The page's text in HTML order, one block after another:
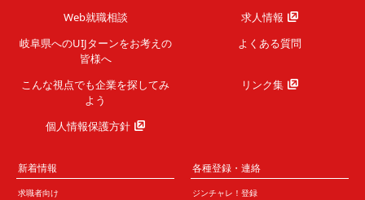
Web就職相談
求人情報
岐阜県へのUIJターンをお考えの
皆様へ
よくある質問
こんな視点でも企業を探してみ
よう
リンク集
個人情報保護方針
新着情報
求職者向け
各種登録・連絡
ジンチャレ！登録